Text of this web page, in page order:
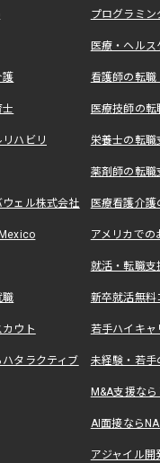
プログラミ
医療・ヘル
護 看護師の転
医療技師の
ハビリ 栄養士の転
薬剤師の転
ェル株式会社 医療看護介
アメリカで
就活・転職
職 新卒就活無料
ウト 若手ハイキ
タラクティブ 未経験・若手
M&A支援な
AI面接なら
アジャイル